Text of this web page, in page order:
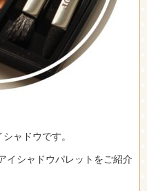
ャドウです。
イシャドウパレットをご紹介